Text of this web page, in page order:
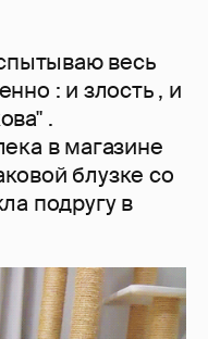
весь
: и злость , и
.
в магазине
блузке со
подругу в